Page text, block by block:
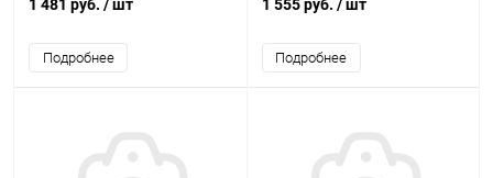
1 481 руб. / шт
Подробнее
1 555 руб. / шт
Подробнее